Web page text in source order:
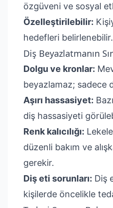
özgüveni ve sosyal
Özelleştirilebilir:
hedefleri belirlenebilir.
Diş Beyazlatmanın
Dolgu ve kronlar:
beyazlamaz; sadece
Aşırı hassasiyet:
diş hassasiyeti
Renk kalıcılığı:
düzenli bakım ve
gerekir.
Diş eti sorunları: Diş
kişilerde öncelikle